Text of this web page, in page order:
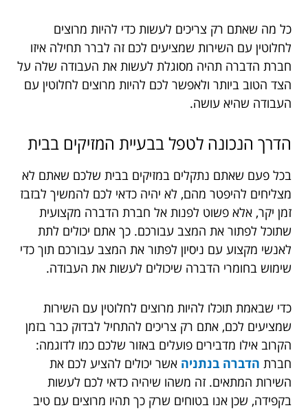
כל מה שאתם רק צריכים לעשות כדי להיות מרוצים
לחלוטין עם השירות שמציעים לכם זה לברר תחילה איזו
חברת הדברה תהיה מסוגלת לעשות את העבודה שלה על
הצד הטוב ביותר ולאפשר לכם להיות מרוצים לחלוטין עם
העבודה שהיא עושה.
הדרך הנכונה לטפלבבעיית המזיקים בבית
בכל פעם שאתם נתקלים במזיקים בבית שלכם שאתם לא
מצליחים להיפטר מהם, לא יהיה כדאי לכם להמשיך לבזבז
זמן יקר, אלא פשוט לפנות אל חברת הדברה מקצועית
שתוכל לפתור את המצב עבורכם. כך אתם יכולים לתת
לאנשי מקצוע עם ניסיון לפתור את המצב עבורכם תוך כדי
שימוש בחומרי הדברה שיכולים לעשות את העבודה.
כדי שבאמת תוכלו להיות מרוצים לחלוטין עם השירות
שמציעים לכם, אתם רק צריכים להתחיל לבדוק כבר בזמן
הקרוב אילו מדבירים פועלים באזור שלכם כמו לדוגמה:
חברת הדברה בנתניה אשר יכולים להציע לכם את
השירות המתאים. זה משהו שיהיה כדאי לכם לעשות
בקפידה, שכן אנו בטוחים שרק כך תהיו מרוצים עם טיב